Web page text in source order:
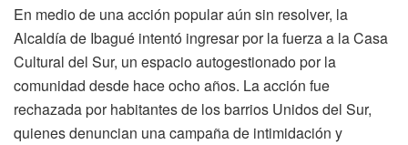
En medio de una acción popular aún sin resolver, la
Alcaldía de Ibagué intentó ingresar por la fuerza a la Casa
Cultural del Sur, un espacio autogestionado por la
comunidad desde hace ocho años. La acción fue
rechazada por habitantes de los barrios Unidos del Sur,
quienes denuncian una campaña de intimidación y